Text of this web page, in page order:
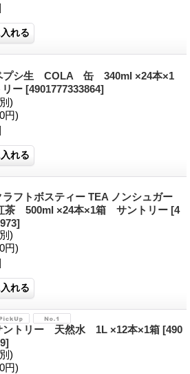
プシ生 COLA 缶 340ml ×24本×1
ー [4901777333864]
)
円)
ラフトボスティー TEA ノンシュガー
茶 500ml ×24本×1箱 サントリー [4
)
円)
ントリー 天然水 1L ×12本×1箱 [490
)
円)